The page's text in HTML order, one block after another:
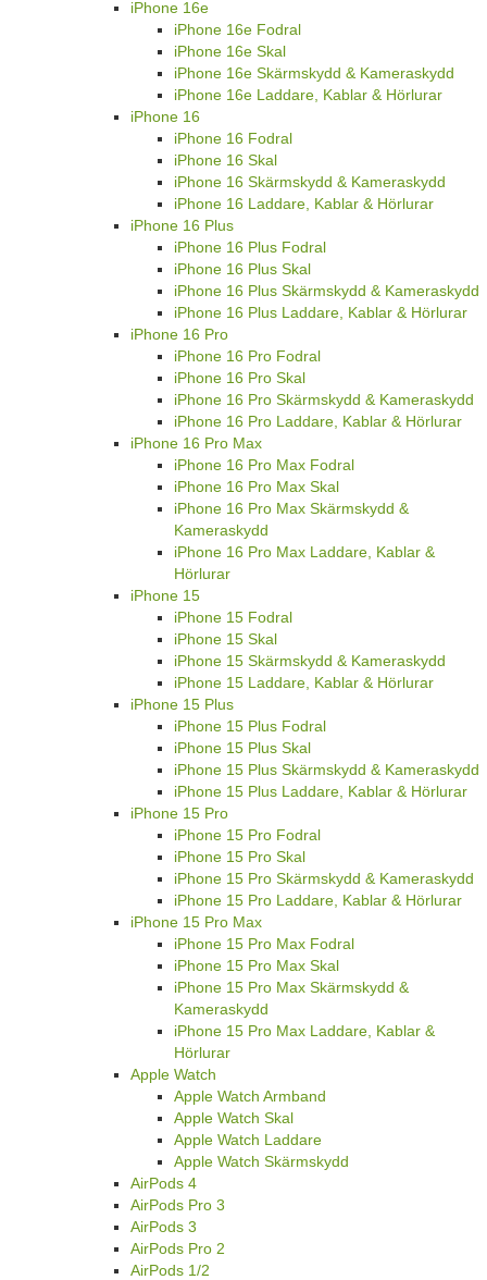
iPhone 16e
iPhone 16e Fodral
iPhone 16e Skal
iPhone 16e Skärmskydd & Kameraskydd
iPhone 16e Laddare, Kablar & Hörlurar
iPhone 16
iPhone 16 Fodral
iPhone 16 Skal
iPhone 16 Skärmskydd & Kameraskydd
iPhone 16 Laddare, Kablar & Hörlurar
iPhone 16 Plus
iPhone 16 Plus Fodral
iPhone 16 Plus Skal
iPhone 16 Plus Skärmskydd & Kameraskydd
iPhone 16 Plus Laddare, Kablar & Hörlurar
iPhone 16 Pro
iPhone 16 Pro Fodral
iPhone 16 Pro Skal
iPhone 16 Pro Skärmskydd & Kameraskydd
iPhone 16 Pro Laddare, Kablar & Hörlurar
iPhone 16 Pro Max
iPhone 16 Pro Max Fodral
iPhone 16 Pro Max Skal
iPhone 16 Pro Max Skärmskydd &
Kameraskydd
iPhone 16 Pro Max Laddare, Kablar &
Hörlurar
iPhone 15
iPhone 15 Fodral
iPhone 15 Skal
iPhone 15 Skärmskydd & Kameraskydd
iPhone 15 Laddare, Kablar & Hörlurar
iPhone 15 Plus
iPhone 15 Plus Fodral
iPhone 15 Plus Skal
iPhone 15 Plus Skärmskydd & Kameraskydd
iPhone 15 Plus Laddare, Kablar & Hörlurar
iPhone 15 Pro
iPhone 15 Pro Fodral
iPhone 15 Pro Skal
iPhone 15 Pro Skärmskydd & Kameraskydd
iPhone 15 Pro Laddare, Kablar & Hörlurar
iPhone 15 Pro Max
iPhone 15 Pro Max Fodral
iPhone 15 Pro Max Skal
iPhone 15 Pro Max Skärmskydd &
Kameraskydd
iPhone 15 Pro Max Laddare, Kablar &
Hörlurar
Apple Watch
Apple Watch Armband
Apple Watch Skal
Apple Watch Laddare
Apple Watch Skärmskydd
AirPods 4
AirPods Pro 3
AirPods 3
AirPods Pro 2
AirPods 1/2